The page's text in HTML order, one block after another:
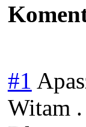
#1
Witam